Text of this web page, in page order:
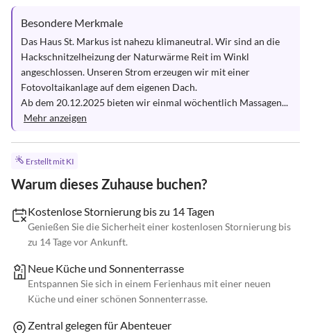
Besondere Merkmale
Das Haus St. Markus ist nahezu klimaneutral. Wir sind an die
Hackschnitzelheizung der Naturwärme Reit im Winkl
angeschlossen. Unseren Strom erzeugen wir mit einer
Fotovoltaikanlage auf dem eigenen Dach.
Ab dem 20.12.2025 bieten wir einmal wöchentlich Massagen...
Mehr anzeigen
Erstellt mit KI
Warum dieses Zuhause buchen?
Kostenlose Stornierung bis zu 14 Tagen
Genießen Sie die Sicherheit einer kostenlosen Stornierung bis
zu 14 Tage vor Ankunft.
Neue Küche und Sonnenterrasse
Entspannen Sie sich in einem Ferienhaus mit einer neuen
Küche und einer schönen Sonnenterrasse.
Zentral gelegen für Abenteuer